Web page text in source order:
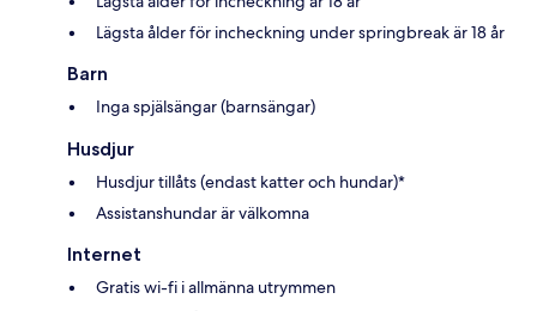
Lägsta ålder för incheckning under springbreak är 18 år
Barn
Inga spjälsängar (barnsängar)
Husdjur
Husdjur tillåts (endast katter och hundar)*
Assistanshundar är välkomna
Internet
Gratis wi-fi i allmänna utrymmen